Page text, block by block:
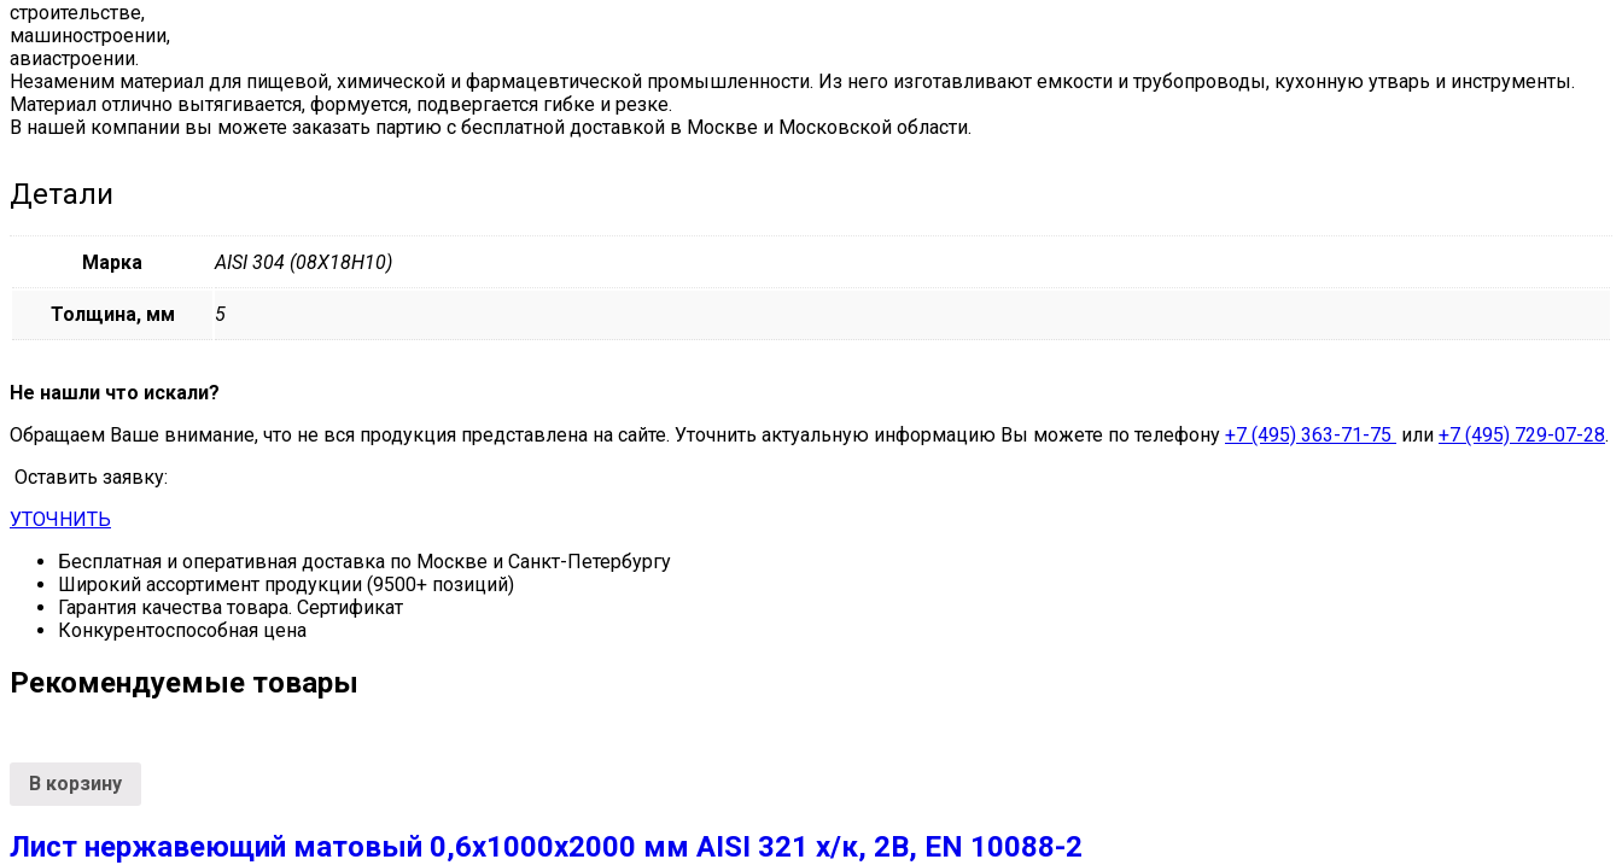
строительстве,
машиностроении,
авиастроении.
Незаменим материал для пищевой, химической и фармацевтической промышленности. Из него изготавливают емкости и трубопроводы, кухонную утварь и инструменты.
Материал отлично вытягивается, формуется, подвергается гибке и резке.
В нашей компании вы можете заказать партию с бесплатной доставкой в Москве и Московской области.
Детали
Марка AISI 304 (08Х18Н10)
Толщина, мм 5
Не нашли что искали?
Обращаем Ваше внимание, что не вся продукция представлена на сайте. Уточнить актуальную информацию Вы можете по телефону +7 (495) 363-71-75 или +7 (495) 729-07-28.
Оставить заявку:
УТОЧНИТЬ
Бесплатная и оперативная доставка по Москве и Санкт-Петербургу
Широкий ассортимент продукции (9500+ позиций)
Гарантия качества товара. Сертификат
Конкурентоспособная цена
Рекомендуемые товары
В корзину
Лист нержавеющий матовый 0,6х1000х2000 мм AISI 321 х/к, 2B, EN 10088-2